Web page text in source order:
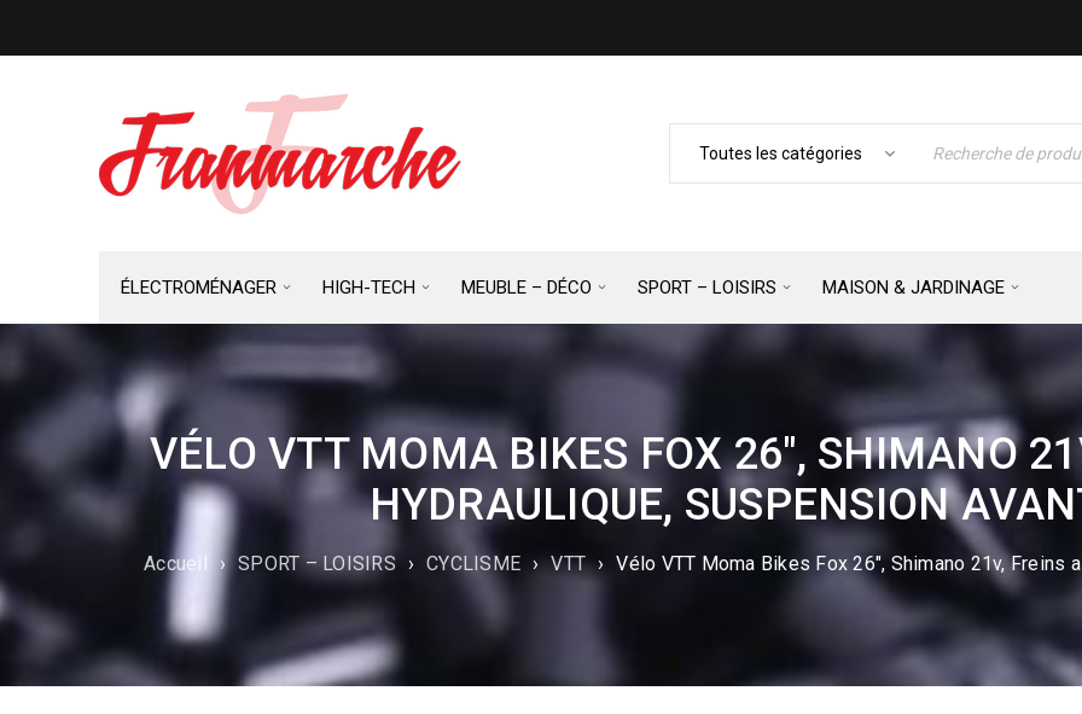
ÉLECTROMÉNAGER HIGH-TECH MEUBLE – DÉCO SPORT – LOISIRS MAISON & JARDINAGE
VÉLO VTT MOMA BIKES FOX 26″, SHIMANO
HYDRAULIQUE, SUSPENSION
Accueil › SPORT – LOISIRS › CYCLISME › VTT › Vélo VTT Moma Bikes Fox 26″, Shimano 21v,